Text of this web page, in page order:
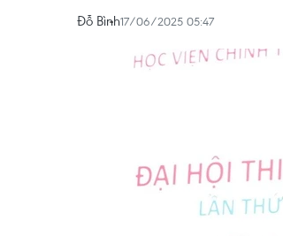
Đỗ Bình17/06/2025 05:47